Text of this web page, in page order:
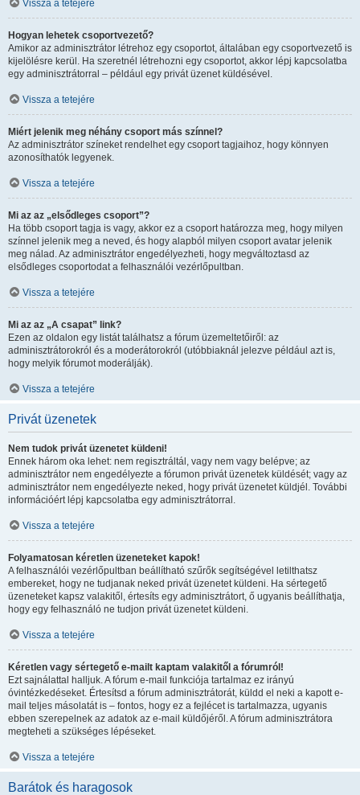
Vissza a tetejére
Hogyan lehetek csoportvezető?
Amikor az adminisztrátor létrehoz egy csoportot, általában egy csoportvezető is
kijelölésre kerül. Ha szeretnél létrehozni egy csoportot, akkor lépj kapcsolatba
egy adminisztrátorral – például egy privát üzenet küldésével.
Vissza a tetejére
Miért jelenik meg néhány csoport más színnel?
Az adminisztrátor színeket rendelhet egy csoport tagjaihoz, hogy könnyen
azonosíthatók legyenek.
Vissza a tetejére
Mi az az „elsődleges csoport”?
Ha több csoport tagja is vagy, akkor ez a csoport határozza meg, hogy milyen
színnel jelenik meg a neved, és hogy alapból milyen csoport avatar jelenik
meg nálad. Az adminisztrátor engedélyezheti, hogy megváltoztasd az
elsődleges csoportodat a felhasználói vezérlőpultban.
Vissza a tetejére
Mi az az „A csapat” link?
Ezen az oldalon egy listát találhatsz a fórum üzemeltetőiről: az
adminisztrátorokról és a moderátorokról (utóbbiaknál jelezve például azt is,
hogy melyik fórumot moderálják).
Vissza a tetejére
Privát üzenetek
Nem tudok privát üzenetet küldeni!
Ennek három oka lehet: nem regisztráltál, vagy nem vagy belépve; az
adminisztrátor nem engedélyezte a fórumon privát üzenetek küldését; vagy az
adminisztrátor nem engedélyezte neked, hogy privát üzenetet küldjél. További
információért lépj kapcsolatba egy adminisztrátorral.
Vissza a tetejére
Folyamatosan kéretlen üzeneteket kapok!
A felhasználói vezérlőpultban beállítható szűrők segítségével letilthatsz
embereket, hogy ne tudjanak neked privát üzenetet küldeni. Ha sértegető
üzeneteket kapsz valakitől, értesíts egy adminisztrátort, ő ugyanis beállíthatja,
hogy egy felhasználó ne tudjon privát üzenetet küldeni.
Vissza a tetejére
Kéretlen vagy sértegető e-mailt kaptam valakitől a fórumról!
Ezt sajnálattal halljuk. A fórum e-mail funkciója tartalmaz ez irányú
óvintézkedéseket. Értesítsd a fórum adminisztrátorát, küldd el neki a kapott e-
mail teljes másolatát is – fontos, hogy ez a fejlécet is tartalmazza, ugyanis
ebben szerepelnek az adatok az e-mail küldőjéről. A fórum adminisztrátora
megteheti a szükséges lépéseket.
Vissza a tetejére
Barátok és haragosok